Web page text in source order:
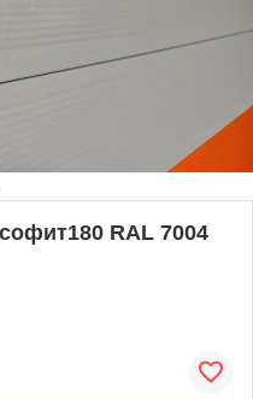
RAL 7004